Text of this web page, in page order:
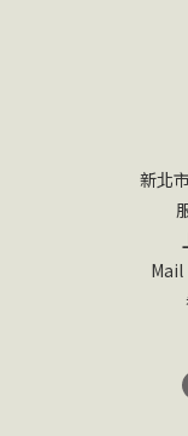
新北